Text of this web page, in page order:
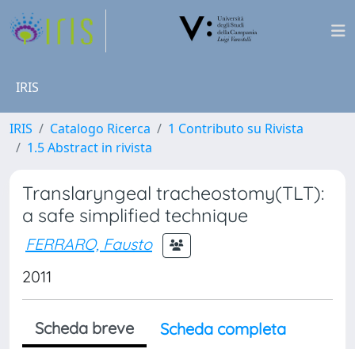
IRIS
IRIS Catalogo Ricerca
1 Contributo su Rivista
1.5 Abstract in rivista
Translaryngeal tracheostomy(TLT):
a safe simplified technique
FERRARO, Fausto
2011
Scheda breve
Scheda completa